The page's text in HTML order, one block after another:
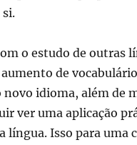
o estudo de outras
de
novo idioma, além de
ver uma aplicação
língua. Isso para uma